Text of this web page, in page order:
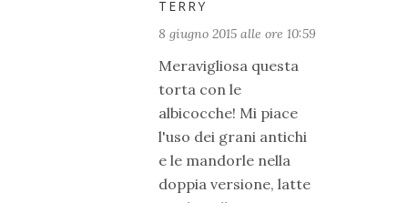
TERRY
8 giugno 2015 alle ore 10:59
Meravigliosa questa
torta con le
albicocche! Mi piace
l'uso dei grani antichi
e le mandorle nella
doppia versione, latte